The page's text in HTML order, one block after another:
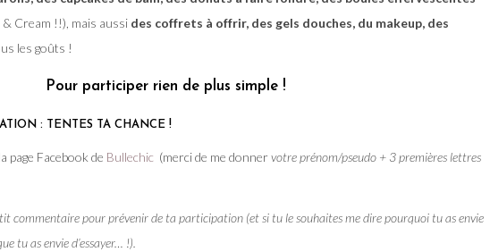
Cream !!), mais aussi des coffrets à offrir, des gels douches, du makeup, des
les goûts !
Pour participer rien de plus simple !
: TENTES TA CHANCE !
page Facebook de Bullechic (merci de me donnervotre prénom/pseudo + 3 premières lettres
commentaire pour prévenir de ta participation (et si tu le souhaites me dire pourquoi tu as envie
tu as envie d’essayer… !).